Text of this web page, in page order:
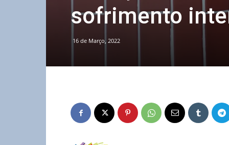
sofrimento
16 de Março, 2022